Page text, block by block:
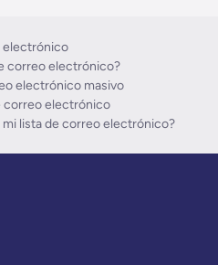
electrónico
correo electrónico?
electrónico masivo
correo electrónico
lista de correo electrónico?